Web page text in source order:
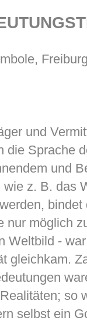
und
die Sprache
und
z. B. das
nur möglich
Weltbild -
gleichkam.
so
selbst ein